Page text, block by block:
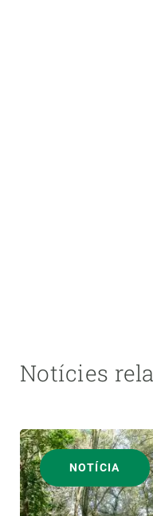
Notícies
NOTÍCIA